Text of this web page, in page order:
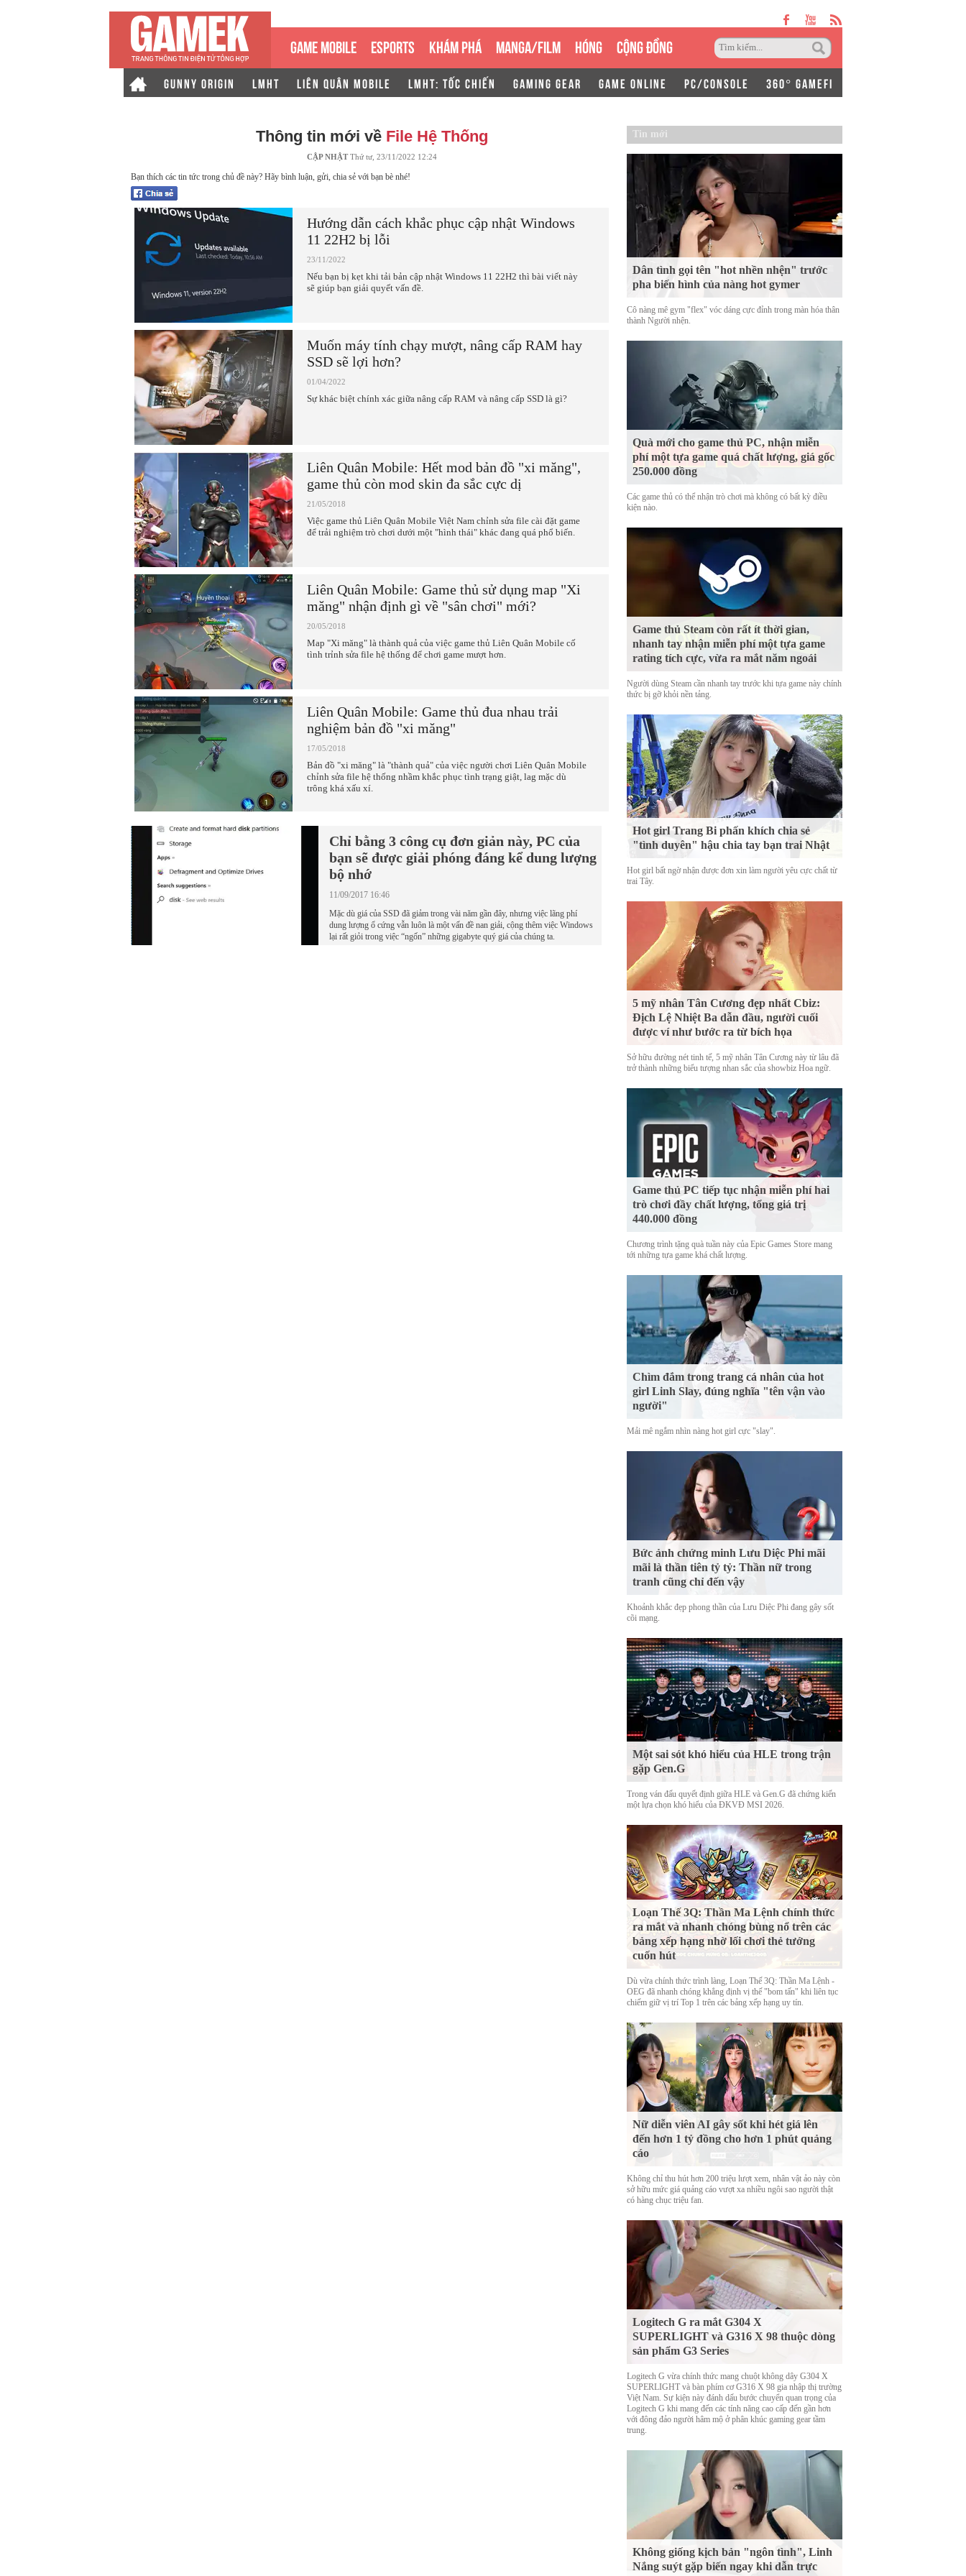
GAME MOBILE ESPORTS KHÁM PHÁ MANGA/FILM HÓNG CỘNG ĐỒNG
GUNNY ORIGIN LMHT LIÊN QUÂN MOBILE LMHT: TỐC CHIẾN GAMING GEAR GAME ONLINE PC/CONSOLE 360° GAMEFI
Thông tin mới về File Hệ Thống
CẬP NHẬTThứ tư, 23/11/2022 12:24
Bạn thích các tin tức trong chủ đề này? Hãy bình luận, gửi, chia sẻ với bạn bè nhé!
Hướng dẫn cách khắc phục cập nhật Windows
11 22H2 bị lỗi
23/11/2022
Nếu bạn bị kẹt khi tải bản cập nhật Windows 11 22H2 thì bài viết này
sẽ giúp bạn giải quyết vấn đề.
Muốn máy tính chạy mượt, nâng cấp RAM hay
SSD sẽ lợi hơn?
01/04/2022
Sự khác biệt chính xác giữa nâng cấp RAM và nâng cấp SSD là gì?
Liên Quân Mobile: Hết mod bản đồ "xi măng",
game thủ còn mod skin đa sắc cực dị
21/05/2018
Việc game thủ Liên Quân Mobile Việt Nam chỉnh sửa file cài đặt game
để trải nghiệm trò chơi dưới một "hình thái" khác đang quá phổ biến.
Liên Quân Mobile: Game thủ sử dụng map "Xi
măng" nhận định gì về "sân chơi" mới?
20/05/2018
Map "Xi măng" là thành quả của việc game thủ Liên Quân Mobile cố
tình trỉnh sửa file hệ thống để chơi game mượt hơn.
Liên Quân Mobile: Game thủ đua nhau trải
nghiệm bản đồ "xi măng"
17/05/2018
Bản đồ "xi măng" là "thành quả" của việc người chơi Liên Quân Mobile
chỉnh sửa file hệ thống nhầm khắc phục tình trạng giật, lag mặc dù
trông khá xấu xí.
Chỉ bằng 3 công cụ đơn giản này, PC của
bạn sẽ được giải phóng đáng kể dung lượng
bộ nhớ
11/09/2017 16:46
Mặc dù giá của SSD đã giảm trong vài năm gần đây, nhưng việc lãng phí
dung lượng ổ cứng vẫn luôn là một vấn đề nan giải, cộng thêm việc Windows
lại rất giỏi trong việc “ngốn” những gigabyte quý giá của chúng ta.
Tin mới
Dân tình gọi tên "hot nhền nhện" trước
pha biến hình của nàng hot gymer
Cô nàng mê gym "flex" vóc dáng cực đỉnh trong màn hóa thân
thành Người nhện.
Quà mới cho game thủ PC, nhận miễn
phí một tựa game quá chất lượng, giá gốc
250.000 đồng
Các game thủ có thể nhận trò chơi mà không có bất kỳ điều
kiện nào.
Game thủ Steam còn rất ít thời gian,
nhanh tay nhận miễn phí một tựa game
rating tích cực, vừa ra mắt năm ngoái
Người dùng Steam cần nhanh tay trước khi tựa game này chính
thức bị gỡ khỏi nền tảng.
Hot girl Trang Bi phấn khích chia sẻ
"tình duyên" hậu chia tay bạn trai Nhật
Hot girl bất ngờ nhận được đơn xin làm người yêu cực chất từ
trai Tây.
5 mỹ nhân Tân Cương đẹp nhất Cbiz:
Địch Lệ Nhiệt Ba dẫn đầu, người cuối
được ví như bước ra từ bích họa
Sở hữu đường nét tinh tế, 5 mỹ nhân Tân Cương này từ lâu đã
trở thành những biểu tượng nhan sắc của showbiz Hoa ngữ.
Game thủ PC tiếp tục nhận miễn phí hai
trò chơi đầy chất lượng, tổng giá trị
440.000 đồng
Chương trình tặng quà tuần này của Epic Games Store mang
tới những tựa game khá chất lượng.
Chìm đắm trong trang cá nhân của hot
girl Linh Slay, đúng nghĩa "tên vận vào
người"
Mải mê ngắm nhìn nàng hot girl cực "slay".
Bức ảnh chứng minh Lưu Diệc Phi mãi
mãi là thần tiên tỷ tỷ: Thần nữ trong
tranh cũng chỉ đến vậy
Khoảnh khắc đẹp phong thần của Lưu Diệc Phi đang gây sốt
cõi mạng.
Một sai sót khó hiểu của HLE trong trận
gặp Gen.G
Trong ván đấu quyết định giữa HLE và Gen.G đã chứng kiến
một lựa chọn khó hiểu của ĐKVĐ MSI 2026.
Loạn Thế 3Q: Thần Ma Lệnh chính thức
ra mắt và nhanh chóng bùng nổ trên các
bảng xếp hạng nhờ lối chơi thẻ tướng
cuốn hút
Dù vừa chính thức trình làng, Loạn Thế 3Q: Thần Ma Lệnh -
OEG đã nhanh chóng khẳng định vị thế "bom tấn" khi liên tục
chiếm giữ vị trí Top 1 trên các bảng xếp hạng uy tín.
Nữ diễn viên AI gây sốt khi hét giá lên
đến hơn 1 tỷ đồng cho hơn 1 phút quảng
cáo
Không chỉ thu hút hơn 200 triệu lượt xem, nhân vật ảo này còn
sở hữu mức giá quảng cáo vượt xa nhiều ngôi sao người thật
có hàng chục triệu fan.
Logitech G ra mắt G304 X
SUPERLIGHT và G316 X 98 thuộc dòng
sản phẩm G3 Series
Logitech G vừa chính thức mang chuột không dây G304 X
SUPERLIGHT và bàn phím cơ G316 X 98 gia nhập thị trường
Việt Nam. Sự kiện này đánh dấu bước chuyển quan trọng của
Logitech G khi mang đến các tính năng cao cấp đến gần hơn
với đông đảo người hâm mộ ở phân khúc gaming gear tầm
trung.
Không giống kịch bản "ngôn tình", Linh
Nắng suýt gặp biến ngay khi dẫn trực